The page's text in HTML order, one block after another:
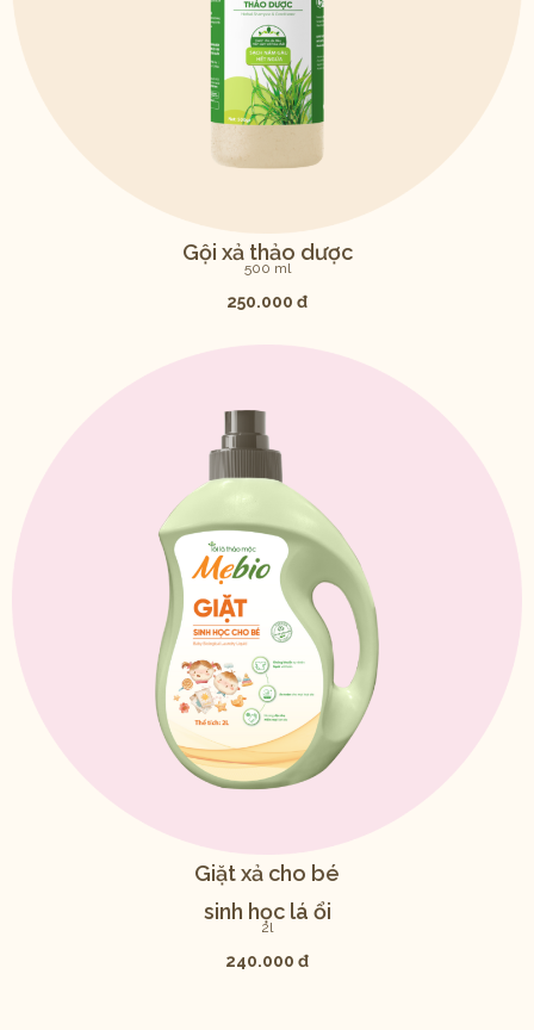
Gội xả thảo dược
500 ml
250.000 đ
Giặt xả cho bé
sinh học lá ổi
2l
240.000 đ